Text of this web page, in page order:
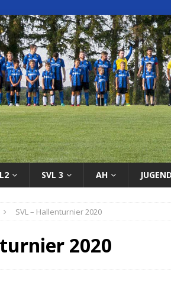
SVL 3 AH JUGEND
SVL – Hallenturnier 2020
2020